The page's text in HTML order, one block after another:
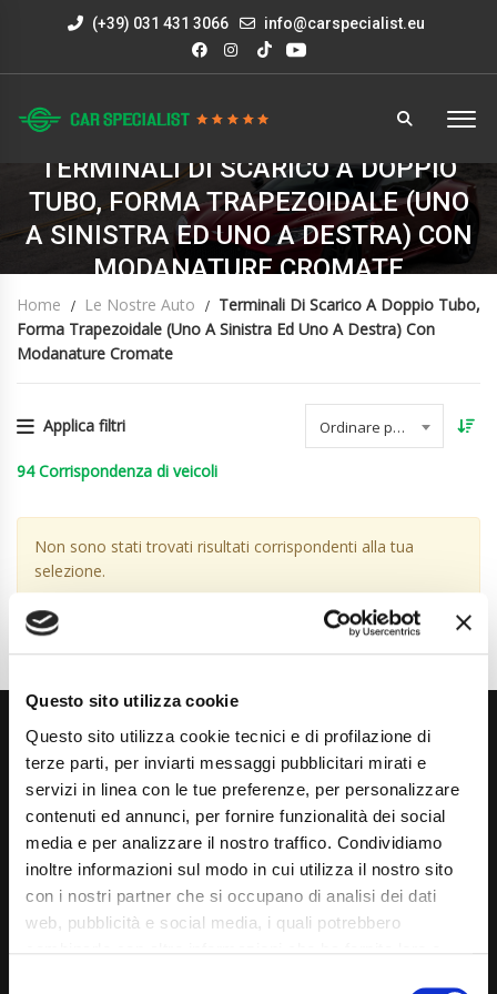
Questo sito utilizza cookie
Questo sito utilizza cookie tecnici e di profilazione di
terze parti, per inviarti messaggi pubblicitari mirati e
servizi in linea con le tue preferenze, per personalizzare
contenuti ed annunci, per fornire funzionalità dei social
media e per analizzare il nostro traffico. Condividiamo
inoltre informazioni sul modo in cui utilizza il nostro sito
con i nostri partner che si occupano di analisi dei dati
web, pubblicità e social media, i quali potrebbero
(+39) 031 431 3066 info@carspecialist.eu
TERMINALI DI SCARICO A DOPPIO
TUBO, FORMA TRAPEZOIDALE (UNO
A SINISTRA ED UNO A DESTRA) CON
MODANATURE CROMATE
Home Le Nostre Auto
Terminali Di Scarico A Doppio Tubo,
Forma Trapezoidale (uno A Sinistra Ed Uno A Destra) Con
Modanature Cromate
Applica filtri Ordinare per data
94 Corrispondenza di veicoli
Non sono stati trovati risultati corrispondenti alla tua
selezione.
Via Giuditta Pasta 2, Como (CO) 22100
(+39) 031 431 3066
Dal Lunedì al Venerdì: 09:00 - 12:30 | 14:00 - 19:00